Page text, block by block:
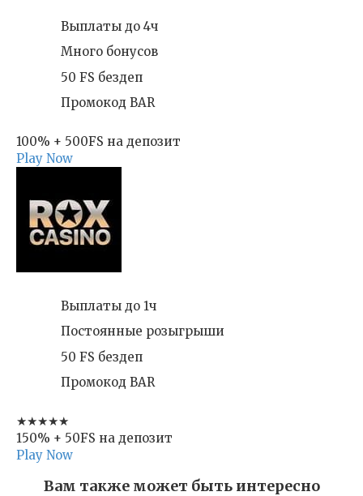
Выплаты до 4ч
Много бонусов
50 FS бездеп
Промокод BAR
100% + 500FS на депозит
Play Now
Выплаты до 1ч
Постоянные розыгрыши
50 FS бездеп
Промокод BAR
★★★★★
150% + 50FS на депозит
Play Now
Вам также может быть интересно